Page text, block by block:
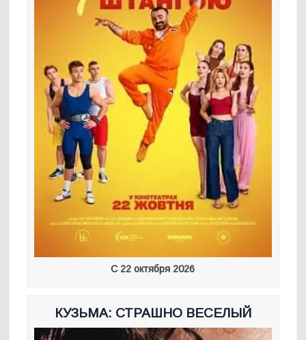
С 22 октября 2026
КУЗЬМА: СТРАШНО ВЕСЕЛЫЙ